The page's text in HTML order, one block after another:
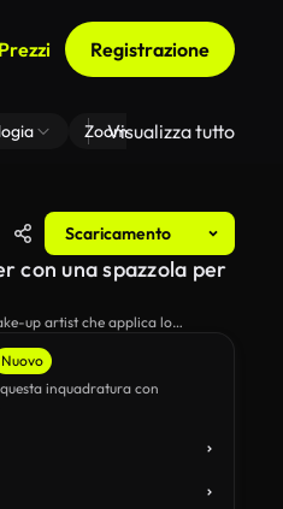
Prezzi Registrazione
Zoom Di Sfondo Virtuale
Visualizza tutto
Scaricamento
Nuovo
inquadratura con
con una spazzola per
up artist che applica lo